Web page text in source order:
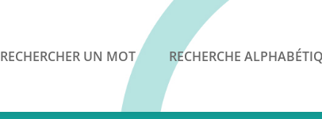
RECHERCHER UN MOT RECHERCHE